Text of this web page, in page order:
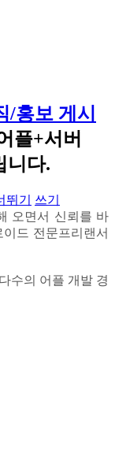
/홍보 게시
플+서버
니다.
뛰기
쓰기
오면서 신뢰를 바
드 전문프리랜서
수의 어플 개발 경